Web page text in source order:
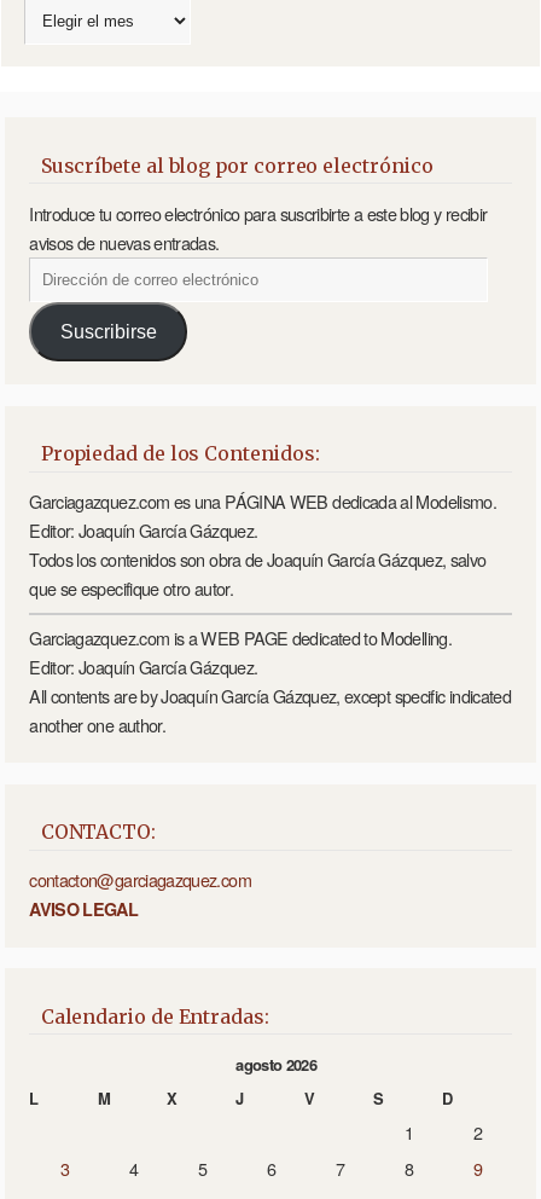
Suscríbete al blog por correo electrónico
Introduce tu correo electrónico para suscribirte a este blog y recibir
avisos de nuevas entradas.
Suscribirse
Propiedad de los Contenidos:
Garciagazquez.com es una PÁGINA WEB dedicada al Modelismo.
Editor: Joaquín García Gázquez.
Todos los contenidos son obra de Joaquín García Gázquez, salvo
que se especifique otro autor.
Garciagazquez.com is a WEB PAGE dedicated to Modelling.
Editor: Joaquín García Gázquez.
All contents are by Joaquín García Gázquez, except specific indicated
another one author.
CONTACTO:
contacton@garciagazquez.com
AVISO LEGAL
Calendario de Entradas:
agosto 2026
L
M X J V S D
1
2
3
4 5 6 7 8
9